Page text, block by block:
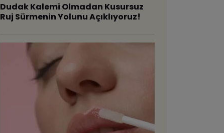
Dudak Kalemi Olmadan Kusursuz
Ruj Sürmenin Yolunu Açıklıyoruz!